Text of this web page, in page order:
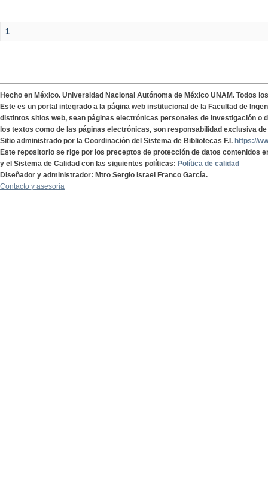
1
Hecho en México. Universidad Nacional Autónoma de México UNAM. Todos
Este es un portal integrado a la página web institucional de la Facultad de
distintos sitios web, sean páginas electrónicas personales de investigación o
los textos como de las páginas electrónicas, son responsabilidad exclusiva
Sitio administrado por la Coordinación del Sistema de Bibliotecas F.I. https://
Este repositorio se rige por los preceptos de protección de datos contenidos
y el Sistema de Calidad con las siguientes políticas: Política de calidad
Diseñador y administrador: Mtro Sergio Israel Franco García.
Contacto y asesoría